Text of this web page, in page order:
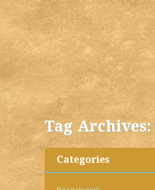
Tag Archives:
Categories